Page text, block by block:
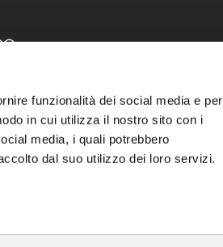
funzionalità dei social media e per
in cui utilizza il nostro sito con i
media, i quali potrebbero
dal suo utilizzo dei loro servizi.
RISORSE